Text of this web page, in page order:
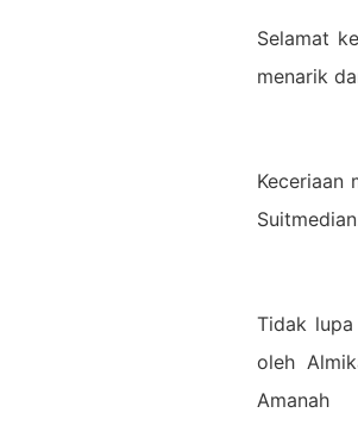
Selamat
menarik
Keceriaan
Tidak
oleh
Amanah